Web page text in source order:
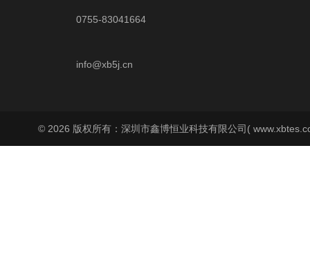
0755-83041664
info@xb5j.cn
© 2026 版权所有：深圳市鑫博恒业科技有限公司(